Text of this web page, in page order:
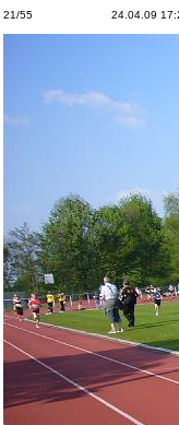
21/55 24.04.09